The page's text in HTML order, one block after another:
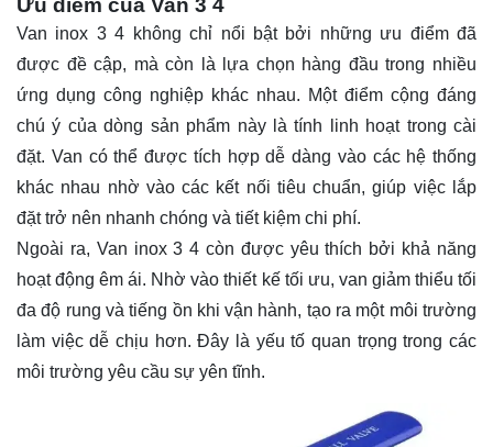
Ưu điểm của Van 3 4
Van inox 3 4 không chỉ nổi bật bởi những ưu điểm đã
được đề cập, mà còn là lựa chọn hàng đầu trong nhiều
ứng dụng công nghiệp khác nhau. Một điểm cộng đáng
chú ý của dòng sản phẩm này là tính linh hoạt trong cài
đặt. Van có thể được tích hợp dễ dàng vào các hệ thống
khác nhau nhờ vào các kết nối tiêu chuẩn, giúp việc lắp
đặt trở nên nhanh chóng và tiết kiệm chi phí.
Ngoài ra, Van inox 3 4 còn được yêu thích bởi khả năng
hoạt động êm ái. Nhờ vào thiết kế tối ưu, van giảm thiểu tối
đa độ rung và tiếng ồn khi vận hành, tạo ra một môi trường
làm việc dễ chịu hơn. Đây là yếu tố quan trọng trong các
môi trường yêu cầu sự yên tĩnh.